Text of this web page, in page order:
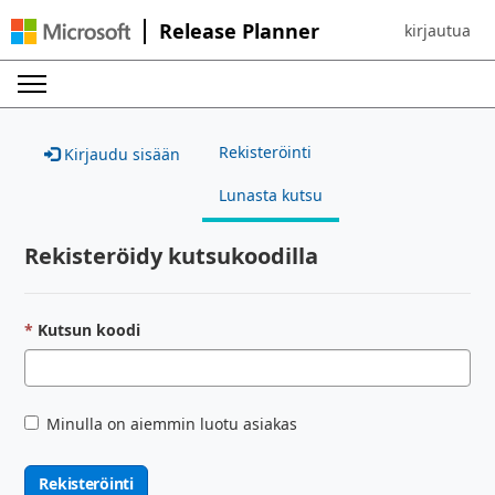
Release Planner Sign in to
kirjautua
Kirjaudu sisään Rekisteröinti
Lunasta kutsu
Rekisteröidy kutsukoodilla
Kutsun koodi
Minulla on aiemmin luotu asiakas
Rekisteröinti